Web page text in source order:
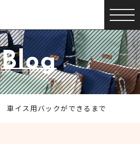
Blog
車イス用バックができるまで